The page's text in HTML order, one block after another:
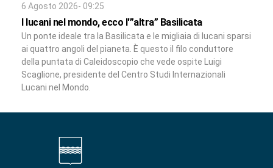
6 Agosto 2026- 09:25
I lucani nel mondo, ecco l'”altra” Basilicata
Un ponte ideale tra la Basilicata e le migliaia di lucani sparsi
ai quattro angoli del pianeta. È questo il filo conduttore
della puntata di Caleidoscopio che vede ospite Luigi
Scaglione, presidente del Centro Studi Internazionali
Lucani nel Mondo.